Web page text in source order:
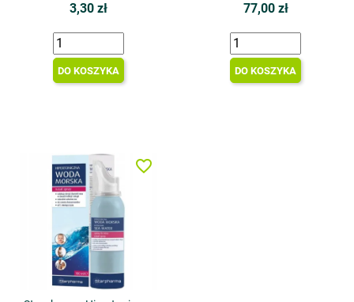
3,30 zł
DO KOSZYKA
77,00 zł
DO KOSZYKA
favorite_border